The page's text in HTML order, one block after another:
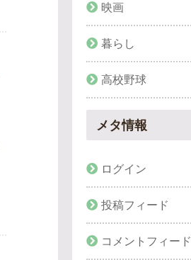
映画
暮らし
高校野球
メタ情報
ログイン
投稿フィード
コメントフィード